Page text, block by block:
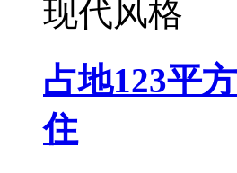
现代风格
占地123平
住